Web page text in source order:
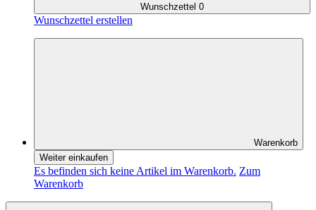
Wunschzettel 0
Wunschzettel erstellen
Warenkorb
Weiter einkaufen
Es befinden sich keine Artikel im Warenkorb. Zum
Warenkorb